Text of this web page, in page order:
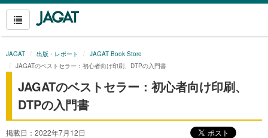
JAGAT 出版・レポート
JAGAT Book Store
JAGATのベストセラー：初心者向け印刷、DTPの入門書
JAGATのベストセラー：初心者向け印刷、
DTPの入門書
掲載日：2022年7月12日